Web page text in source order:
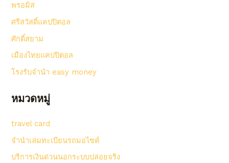
พรอมิส
ศรีสวัสดิ์แคปปิตอล
ศักดิ์สยาม
เมืองไทยแคปปิตอล
โรงรับจํานํา easy money
หมวดหมู่
travel card
จํานําเล่มทะเบียนรถมอไซค์
บริการเงินด่วนนอกระบบปล่อยจริง